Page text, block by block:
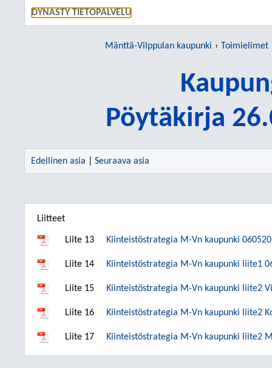
DYNASTY TIETOPALVELU
Mänttä-Vilppulan kaupunki Toimielimet
Pöytäkirja
Edellinen asia Seuraava asia
Liitteet
Liite 13 Kiinteistöstrategia M-Vn kaupunki
Liite 14 Kiinteistöstrategia M-Vn kaupunki liite1
Liite 15 Kiinteistöstrategia M-Vn kaupunki liite2
Liite 16 Kiinteistöstrategia M-Vn kaupunki liite2
Liite 17 Kiinteistöstrategia M-Vn kaupunki liite2